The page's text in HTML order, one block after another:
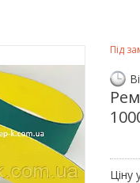
Під
Ціну